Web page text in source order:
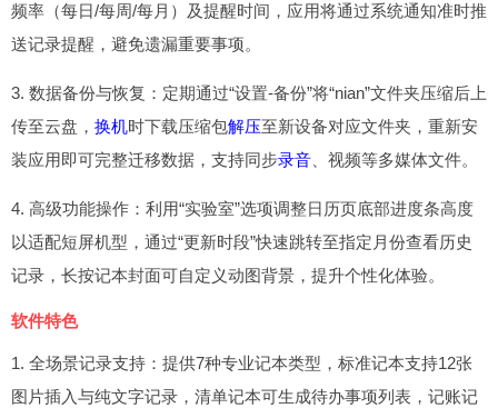
频率（每日/每周/每月）及提醒时间，应用将通过系统通知准时推
送记录提醒，避免遗漏重要事项。
3. 数据备份与恢复：定期通过“设置-备份”将“nian”文件夹压缩后上
传至云盘， 换机时下载压缩包解压至新设备对应文件夹，重新安
装应用即可完整迁移数据，支持同步录音 、视频等多媒体文件。
4. 高级功能操作：利用“实验室”选项调整日历页底部进度条高度
以适配短屏机型，通过“更新时段”快速跳转至指定月份查看历史
记录，长按记本封面可自定义动图背景，提升个性化体验。
软件特色
1. 全场景记录支持：提供7种专业记本类型，标准记本支持12张
图片插入与纯文字记录，清单记本可生成待办事项列表，记账记